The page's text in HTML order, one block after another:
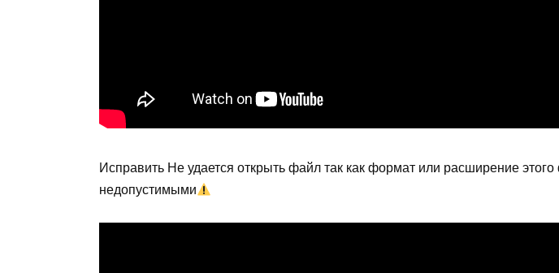
Исправить Не удается открыть файл так как формат или расширение
недопустимыми